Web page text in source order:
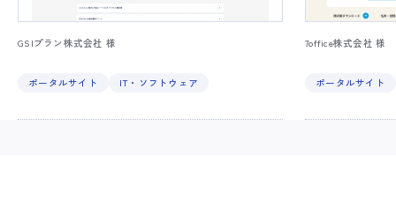
GSIプラン株式会社 様
ポータルサイト IT・ソフトウェア
7office株式会社 様
ポータルサイト